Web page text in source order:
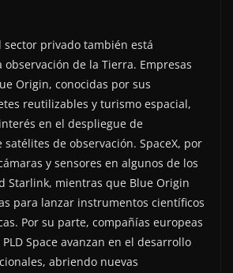
privado también está
de la Tierra. Empresas
Origin, conocidas por sus
reutilizables y turismo espacial,
en el despliegue de
satélites de observación. SpaceX, por
y sensores en algunos de los
Starlink, mientras que Blue Origin
para lanzar instrumentos científicos
Por su parte, compañías europeas
Space avanzan en el desarrollo
abriendo nuevas